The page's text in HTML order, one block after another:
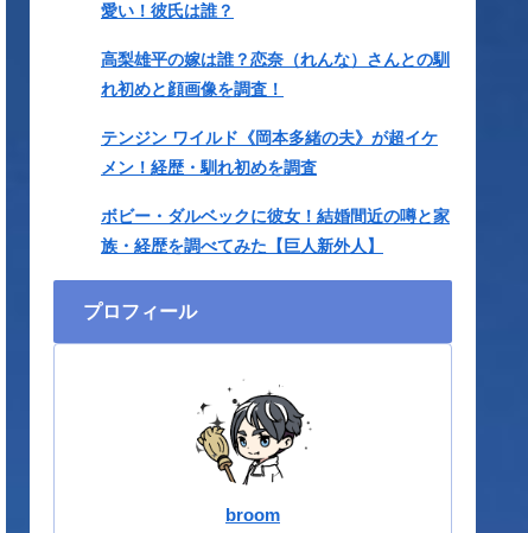
愛い！彼氏は誰？
高梨雄平の嫁は誰？恋奈（れんな）さんとの馴
れ初めと顔画像を調査！
テンジン ワイルド《岡本多緒の夫》が超イケ
メン！経歴・馴れ初めを調査
ボビー・ダルベックに彼女！結婚間近の噂と家
族・経歴を調べてみた【巨人新外人】
プロフィール
broom